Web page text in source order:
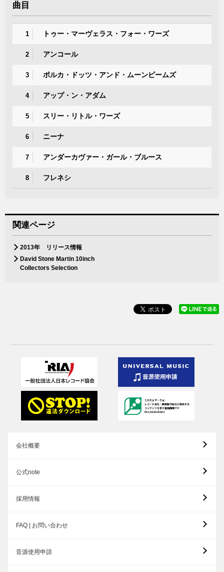
曲目
1 トゥー・マーヴェラス・フォー・ワーズ
2 アンコール
3 ポルカ・ドッツ・アンド・ムーンビームズ
4 アップ・ン・アダム
5 スリー・リトル・ワーズ
6 ニーナ
7 アンダーカヴァー・ガール・ブルース
8 フレネシ
関連ページ
2013年 リリース情報
David Stone Martin 10inch
Collectors Selection
会社概要
公式note
採用情報
FAQ | お問い合わせ
音源使用申請